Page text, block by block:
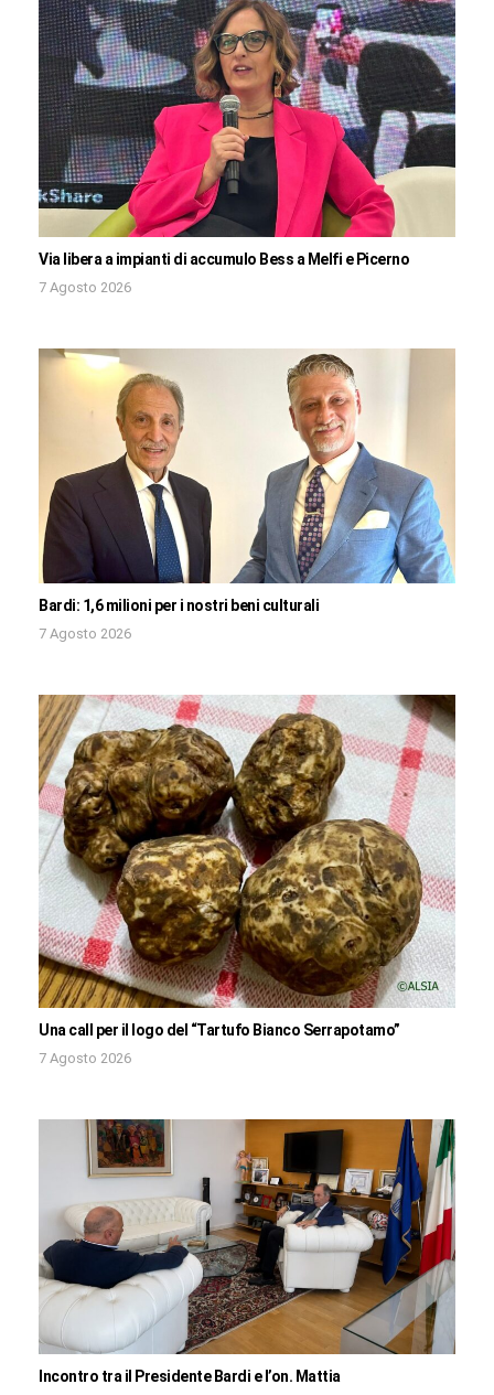
Via libera a impianti di accumulo Bess a Melfi e Picerno
7 Agosto 2026
Bardi: 1,6 milioni per i nostri beni culturali
7 Agosto 2026
Una call per il logo del “Tartufo Bianco Serrapotamo”
7 Agosto 2026
Incontro tra il Presidente Bardi e l’on. Mattia